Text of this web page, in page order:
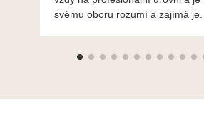
svému oboru rozumí a zajímá je.
výběru, jak už bylo napsáno - na